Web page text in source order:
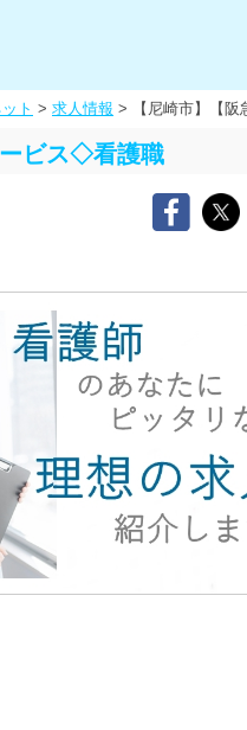
ト > 求人情報 > 【尼崎市】【
ービス◇看護職